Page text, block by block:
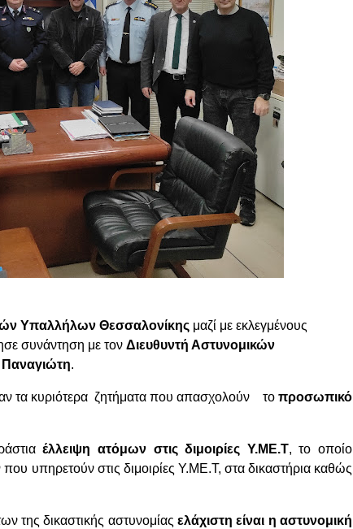
Υπαλλήλων Θεσσαλονίκης μαζί με εκλεγμένους
συνάντηση με τον Διευθυντή Αστυνομικών
Παναγιώτη.
τα κυριότερα ζητήματα που απασχολούν το προσωπικό
έλλειψη ατόμων στις διμοιρίες Υ.ΜΕ.Τ, το οποίο
υπηρετούν στις διμοιρίες Υ.ΜΕ.Τ, στα δικαστήρια καθώς
της δικαστικής αστυνομίας ελάχιστη είναι η αστυνομική